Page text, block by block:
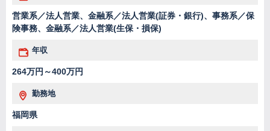
営業系／法人営業、金融系／法人営業(証券・銀行)、事務系／保
険事務、金融系／法人営業(生保・損保)
年収
264万円～400万円
勤務地
福岡県